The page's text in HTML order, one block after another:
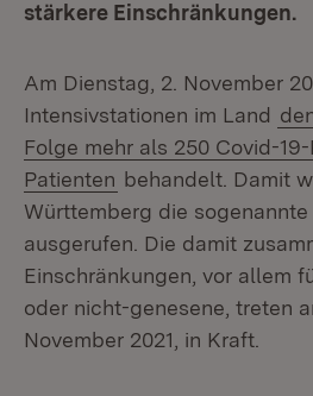
stärkere Einschränkungen.
Am Dienstag, 2. November
Intensivstationen im Land
Folge mehr als 250 Covid-
Patienten behandelt. Damit
Württemberg die sogenannte
ausgerufen. Die damit
Einschränkungen, vor allem
oder nicht-genesene, treten
November 2021, in Kraft.